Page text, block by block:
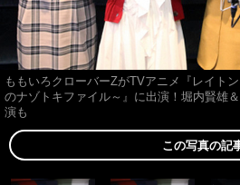
ももいろクローバーZがTVアニメ『レイト
のナゾトキファイル～』に出演！堀内賢雄
演も
この写真の記